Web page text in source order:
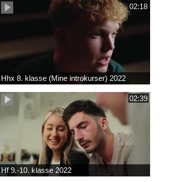
02:18
Hhx 8. klasse (Mine introkurser) 2022
02:39
Hf 9.-10. klasse 2022